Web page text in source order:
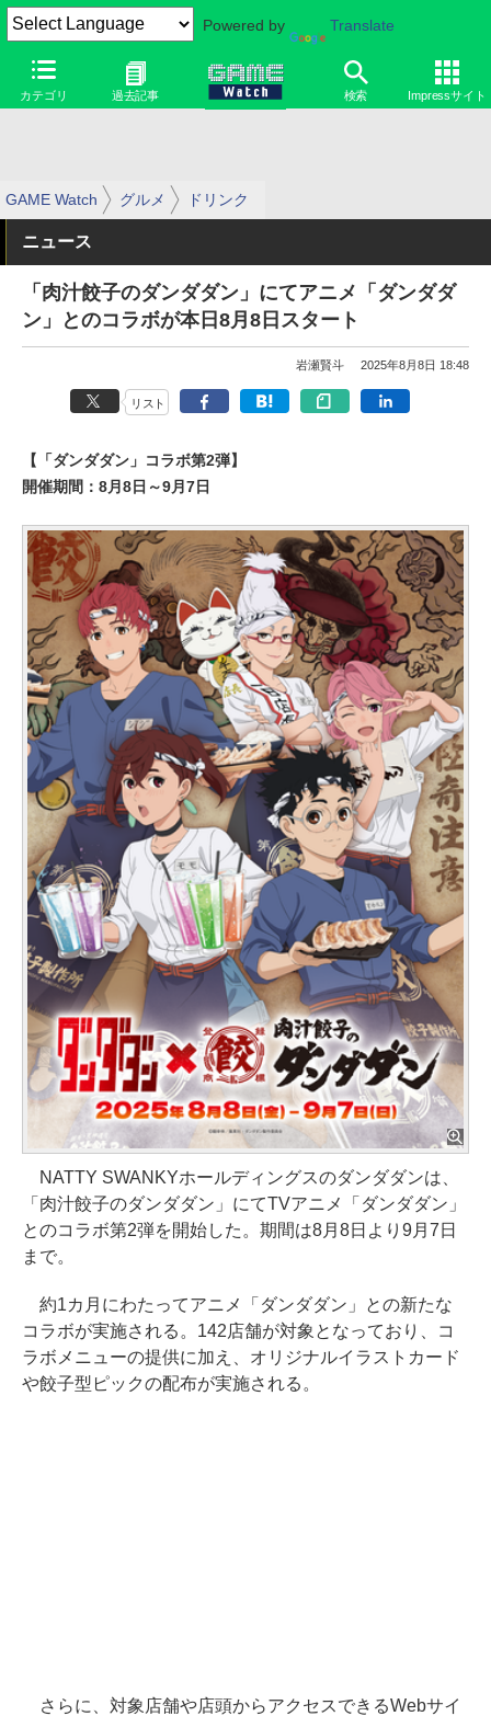
Powered by Translate
カテゴリ 過去記事 検索 Impressサイト
GAME Watch グルメ ドリンク
ニュース
「肉汁餃子のダンダダン」にてアニメ「ダンダダ
ン」とのコラボが本日8月8日スタート
岩瀬賢斗 2025年8月8日 18:48
リスト
【「ダンダダン」コラボ第2弾】
開催期間：8月8日～9月7日
NATTY SWANKYホールディングスのダンダダンは、
「肉汁餃子のダンダダン」にてTVアニメ「ダンダダン」
とのコラボ第2弾を開始した。期間は8月8日より9月7日
まで。
約1カ月にわたってアニメ「ダンダダン」との新たな
コラボが実施される。142店舗が対象となっており、コ
ラボメニューの提供に加え、オリジナルイラストカード
や餃子型ピックの配布が実施される。
さらに、対象店舗や店頭からアクセスできるWebサイ